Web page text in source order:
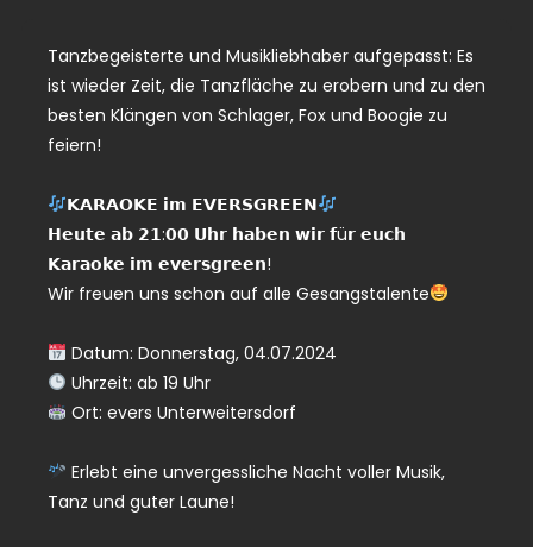
Tanzbegeisterte und Musikliebhaber aufgepasst: Es
ist wieder Zeit, die Tanzfläche zu erobern und zu den
besten Klängen von Schlager, Fox und Boogie zu
feiern!
𝗞𝗔𝗥𝗔𝗢𝗞𝗘 𝗶𝗺 𝗘𝗩𝗘𝗥𝗦𝗚𝗥𝗘𝗘𝗡
𝗛𝗲𝘂𝘁𝗲 𝗮𝗯 𝟮𝟭:𝟬𝟬 𝗨𝗵𝗿 𝗵𝗮𝗯𝗲𝗻 𝘄𝗶𝗿 𝗳ü𝗿 𝗲𝘂𝗰𝗵
𝗞𝗮𝗿𝗮𝗼𝗸𝗲 𝗶𝗺 𝗲𝘃𝗲𝗿𝘀𝗴𝗿𝗲𝗲𝗻!
Wir freuen uns schon auf alle Gesangstalente
Datum: Donnerstag, 04.07.2024
Uhrzeit: ab 19 Uhr
Ort: evers Unterweitersdorf
Erlebt eine unvergessliche Nacht voller Musik,
Tanz und guter Laune!